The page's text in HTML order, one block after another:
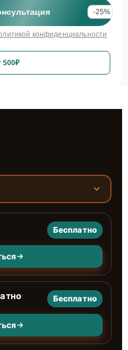
-25%
конфиденциальности
500₽
Бесплатно
Бесплатно